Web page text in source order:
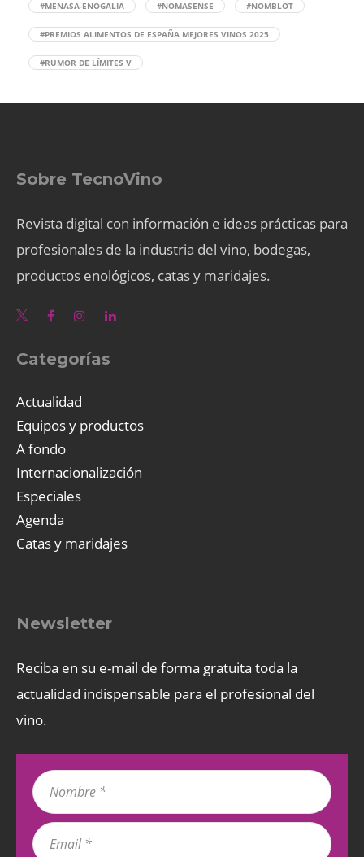
#MENASA-ENOGALIA #NOMASENSE #NOMBLOT
#PREMIOS ALIMENTOS DE ESPAÑA MEJORES VINOS 2025
#RUMOR DE LÍMITES V
Sobre TecnoVino
Revista digital con información e ideas prácticas para
profesionales de la industria del vino, bodegas,
productos enológicos, catas y maridajes.
Categorías
Actualidad
Equipos y productos
A fondo
Internacionalización
Especiales
Agenda
Catas y maridajes
Newsletter
Reciba en su e-mail de forma gratuita toda la
actualidad indispensable para el profesional del
vino.